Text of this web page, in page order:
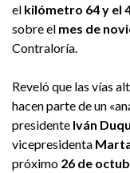
el kilómetro 64 y el
sobre el mes de
Contraloría.
Reveló que las vías
hacen parte de un
presidente Iván
vicepresidenta
próximo 26 de